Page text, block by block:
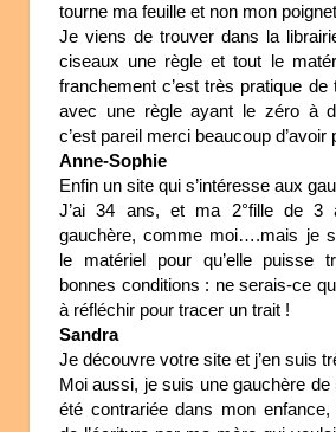
tourne ma feuille et non mon
Je viens de trouver dans la
ciseaux une règle et tout le
franchement c’est très pratique de
avec une règle ayant le zéro à
c’est pareil merci beaucoup d’avoir
Anne-Sophie
Enfin un site qui s’intéresse aux
J’ai 34 ans, et ma 2°fille de 3
gauchère, comme moi….mais je
le matériel pour qu’elle puisse
bonnes conditions : ne serais-ce
à réfléchir pour tracer un trait !
Sandra
Je découvre votre site et j’en suis
Moi aussi, je suis une gauchère de
été contrariée dans mon enfance,